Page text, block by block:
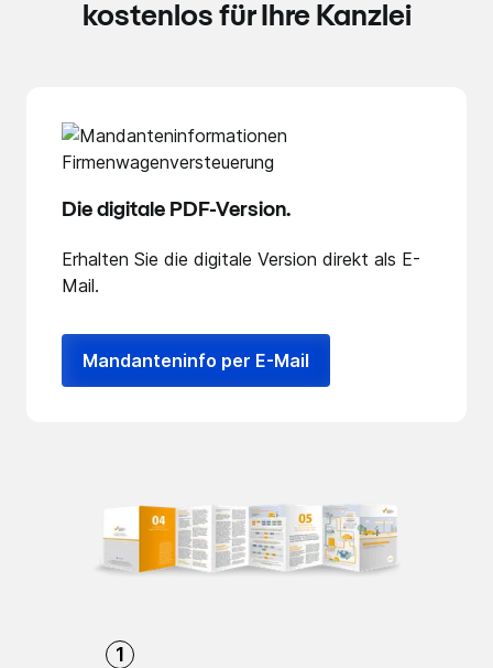
kostenlos für Ihre Kanzlei
Die digitale PDF-Version.
Erhalten Sie die digitale Version direkt als E-
Mail.
Mandanteninfo per E-Mail
1